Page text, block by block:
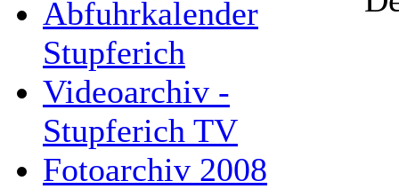
Abfuhrkalender
Stupferich
Videoarchiv -
Stupferich TV
Fotoarchiv 2008